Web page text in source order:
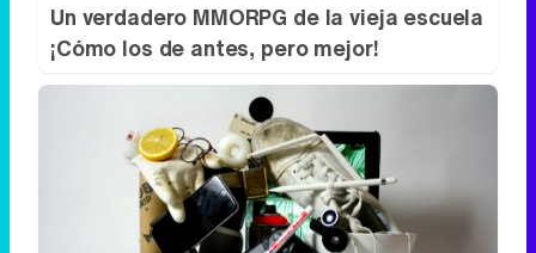
Un verdadero MMORPG de la vieja escuela
¡Cómo los de antes, pero mejor!